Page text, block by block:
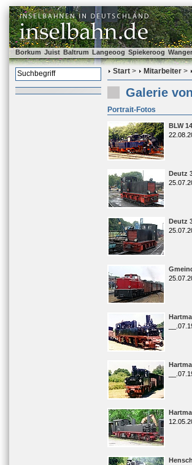
Borkum Juist Baltrum Langeoog Spiekeroog
Start > Mitarbeiter >
Galerie
Portrait-Fotos
BLW
Deutz
Deutz